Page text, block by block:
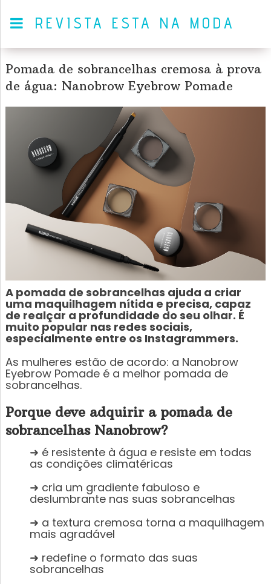
REVISTA ESTA NA MODA
Pomada de sobrancelhas cremosa à prova
de água: Nanobrow Eyebrow Pomade
A pomada de sobrancelhas ajuda a criar
uma maquilhagem nítida e precisa, capaz
de realçar a profundidade do seu olhar. É
muito popular nas redes sociais,
especialmente entre os Instagrammers.
As mulheres estão de acordo: a Nanobrow
Eyebrow Pomade é a melhor pomada de
sobrancelhas.
Porque deve adquirir a pomada de
sobrancelhas Nanobrow?
➜ é resistente à água e resiste em todas
as condições climatéricas
➜ cria um gradiente fabuloso e
deslumbrante nas suas sobrancelhas
➜ a textura cremosa torna a maquilhagem
mais agradável
➜ redefine o formato das suas
sobrancelhas